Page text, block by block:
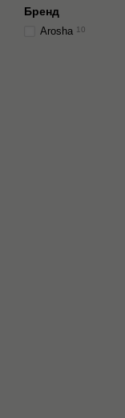
Бренд
Arosha 10